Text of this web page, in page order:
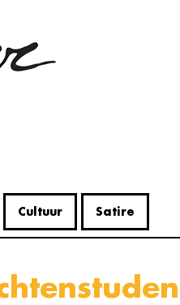
Cultuur Satire